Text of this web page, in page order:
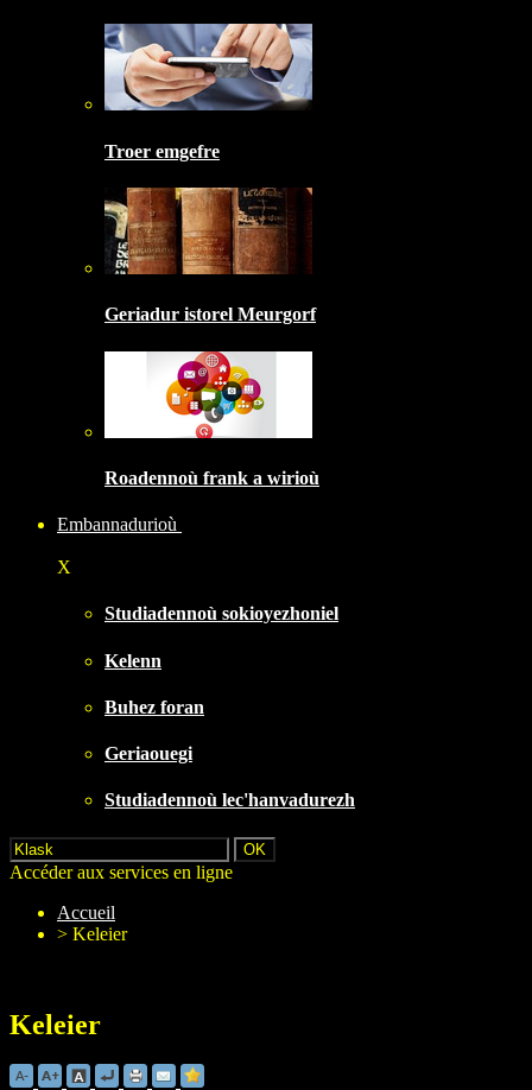
Troer emgefre
Geriadur istorel Meurgorf
Roadennoù frank a wirioù
Embannadurioù
X
Studiadennoù sokioyezhoniel
Kelenn
Buhez foran
Geriaouegi
Studiadennoù lec'hanvadurezh
Accéder aux services en ligne
Accueil
> Keleier
Keleier